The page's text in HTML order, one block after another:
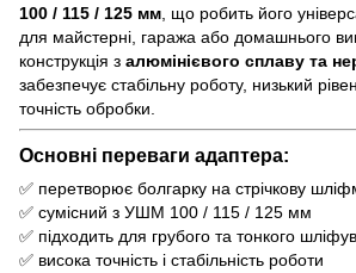
100 / 115 / 125 мм , що робить його
для майстерні, гаража або домашнього
конструкція з алюмінієвого сплаву та
забезпечує стабільну роботу, низький
точність обробки.
Основні переваги адаптера:
✅ перетворює болгарку на стрічкову
✅ сумісний з УШМ 100 / 115 / 125 мм
✅ підходить для грубого та тонкого
✅ висока точність і стабільність роботи